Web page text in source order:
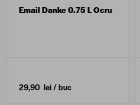
Email Danke 0.75 L Ocru
29,90 lei/ buc